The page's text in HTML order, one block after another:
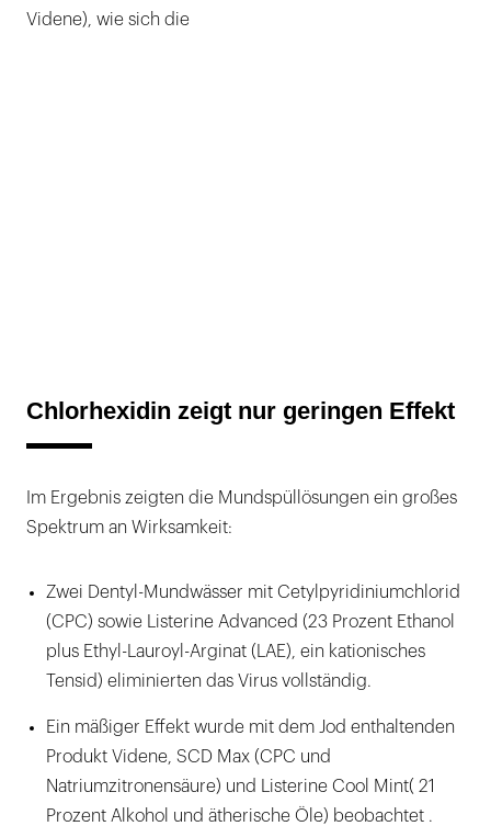
Videne), wie sich die
Chlorhexidin zeigt nur geringen Effekt
Im Ergebnis zeigten die Mundspüllösungen ein großes
Spektrum an Wirksamkeit:
Zwei Dentyl-Mundwässer mit Cetylpyridiniumchlorid
(CPC) sowie Listerine Advanced (23 Prozent Ethanol
plus Ethyl-Lauroyl-Arginat (LAE), ein kationisches
Tensid) eliminierten das Virus vollständig.
Ein mäßiger Effekt wurde mit dem Jod enthaltenden
Produkt Videne, SCD Max (CPC und
Natriumzitronensäure) und Listerine Cool Mint( 21
Prozent Alkohol und ätherische Öle) beobachtet .